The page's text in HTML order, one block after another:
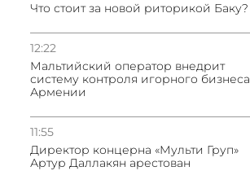
Что стоит за новой риторикой Баку?
12:22
Мальтийский оператор внедрит
систему контроля игорного бизнеса
Армении
11:55
Директор концерна «Мульти Груп»
Артур Даллакян арестован